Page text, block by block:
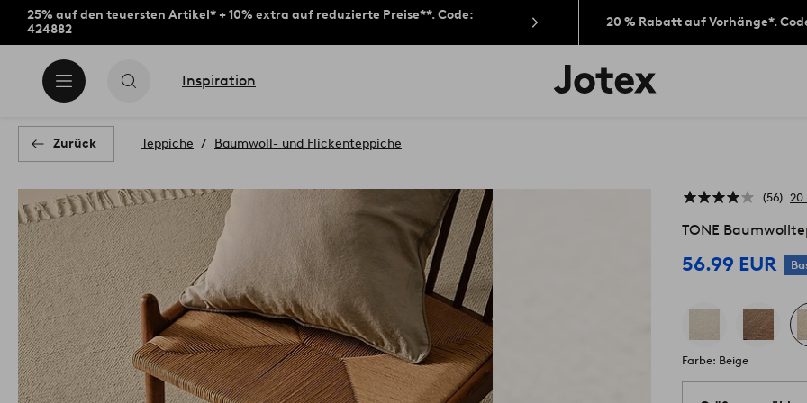
25% auf den teuersten Artikel* + 10% extra auf reduzierte Preise**. Code:
424882
20 % Rabatt auf Vorhänge*.
Inspiration
Jotex-
Logo
Zurück Teppiche Baumwoll- und Flickenteppiche
56 20
TONE
56.99 EUR
Farbe: Beige